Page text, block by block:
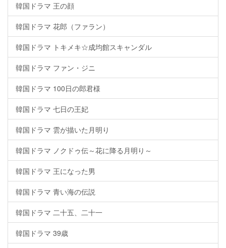
韓国ドラマ 王の顔
韓国ドラマ 花郎（ファラン）
韓国ドラマ トキメキ☆成均館スキャンダル
韓国ドラマ ファン・ジニ
韓国ドラマ 100日の郎君様
韓国ドラマ 七日の王妃
韓国ドラマ 雲が描いた月明り
韓国ドラマ ノクドゥ伝～花に降る月明り～
韓国ドラマ 王になった男
韓国ドラマ 青い海の伝説
韓国ドラマ 二十五、二十一
韓国ドラマ 39歳